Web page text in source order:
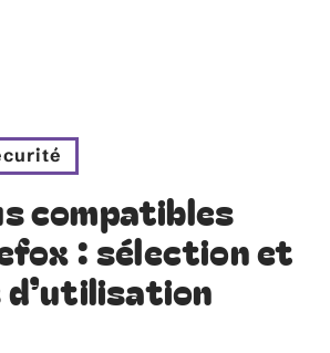
compatibles
: sélection et
d’utilisation